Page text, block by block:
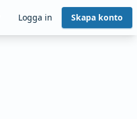
Logga in Skapa konto